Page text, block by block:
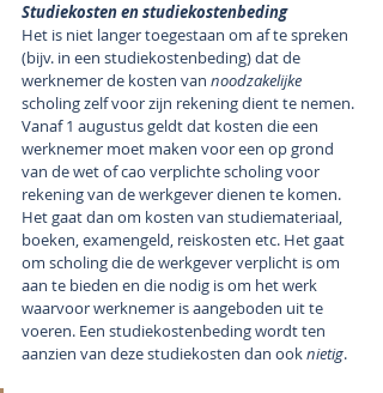
Studiekosten en studiekostenbeding
Het is niet langer toegestaan om af te spreken
(bijv. in een studiekostenbeding) dat de
werknemer de kosten van noodzakelijke
scholing zelf voor zijn rekening dient te nemen.
Vanaf 1 augustus geldt dat kosten die een
werknemer moet maken voor een op grond
van de wet of cao verplichte scholing voor
rekening van de werkgever dienen te komen.
Het gaat dan om kosten van studiemateriaal,
boeken, examengeld, reiskosten etc. Het gaat
om scholing die de werkgever verplicht is om
aan te bieden en die nodig is om het werk
waarvoor werknemer is aangeboden uit te
voeren. Een studiekostenbeding wordt ten
aanzien van deze studiekosten dan ook nietig.